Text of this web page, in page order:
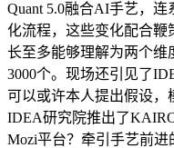
Quant 5.0融合AI手艺，
化流程，这些变化配合
长至多能够理解为两个维
3000个。现场还引见了
可以或许本人提出假设，
IDEA研究院推出了
Mozi平台？牵引手艺前